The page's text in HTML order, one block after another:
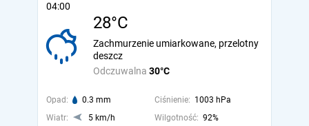
04:00
28°C
Odczuwalna 30°C
Zachmurzenie umiarkowane, przelotny
deszcz
Opad: 0.3 mm Ciśnienie: 1003 hPa
Wiatr:
5 km/h Wilgotność: 92%